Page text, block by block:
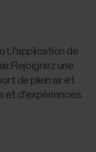
l'application de
Rejoignez une
de plein air et
et d'expériences.